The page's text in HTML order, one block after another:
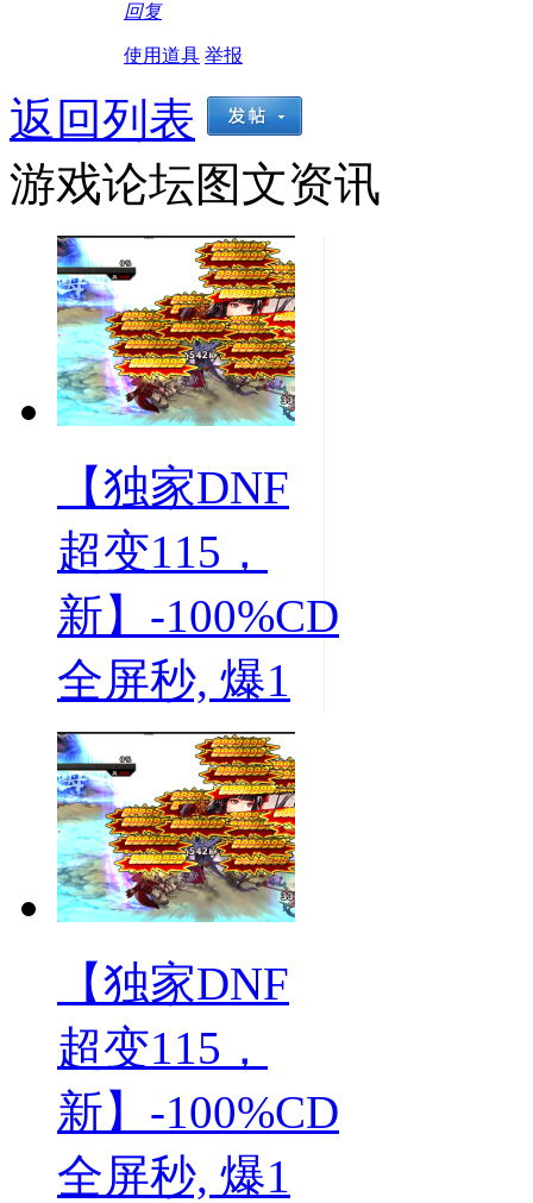
回复
使用道具 举报
返回列表
游戏论坛图文资讯
【独家DNF
超变115，
新】-100%CD
全屏秒, 爆1
【独家DNF
超变115，
新】-100%CD
全屏秒, 爆1